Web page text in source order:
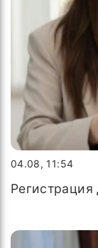
04.08, 11:54